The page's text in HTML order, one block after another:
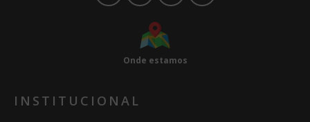
Onde estamos
INSTITUCIONAL